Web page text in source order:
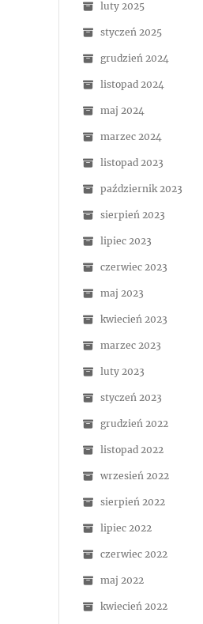
luty 2025
styczeń 2025
grudzień 2024
listopad 2024
maj 2024
marzec 2024
listopad 2023
październik 2023
sierpień 2023
lipiec 2023
czerwiec 2023
maj 2023
kwiecień 2023
marzec 2023
luty 2023
styczeń 2023
grudzień 2022
listopad 2022
wrzesień 2022
sierpień 2022
lipiec 2022
czerwiec 2022
maj 2022
kwiecień 2022